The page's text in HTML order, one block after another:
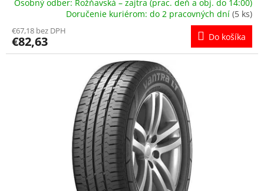
Osobný odber: Rožňavská – zajtra (prac. deň a obj. do 14:00)
Doručenie kuriérom: do 2 pracovných dní (5 ks)
€67,18 bez DPH
€82,63 Do košíka